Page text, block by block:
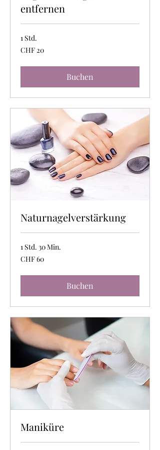
entfernen
1 Std.
20
Schweizer
CHF 20
Buchen
Naturnagelverstärkung
1 Std. 30 Min.
60
Schweizer
CHF 60
Buchen
Maniküre